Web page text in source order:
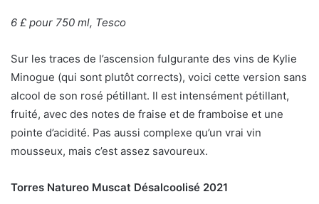
6 £ pour 750 ml, Tesco
Sur les traces de l’ascension fulgurante des vins de Kylie
Minogue (qui sont plutôt corrects), voici cette version sans
alcool de son rosé pétillant. Il est intensément pétillant,
fruité, avec des notes de fraise et de framboise et une
pointe d’acidité. Pas aussi complexe qu’un vrai vin
mousseux, mais c’est assez savoureux.
Torres Natureo Muscat Désalcoolisé 2021